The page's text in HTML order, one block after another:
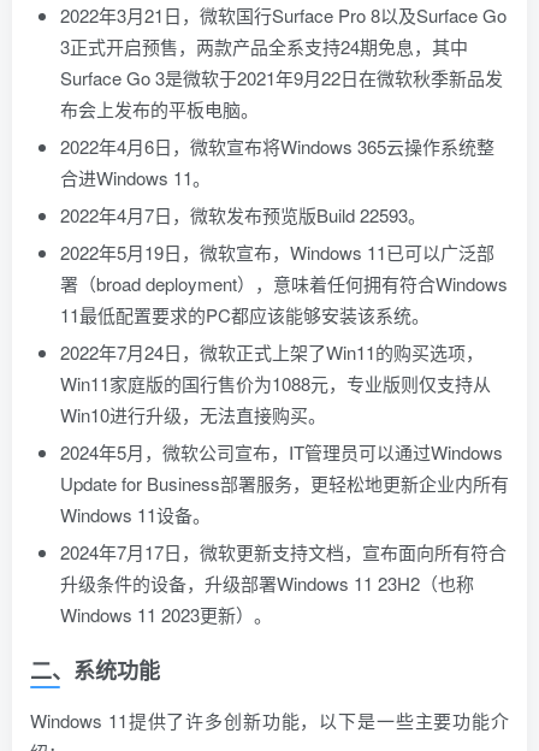
2022年3月21日，微软国行Surface Pro 8以及Surface Go
3正式开启预售，两款产品全系支持24期免息，其中
Surface Go 3是微软于2021年9月22日在微软秋季新品发
布会上发布的平板电脑。
2022年4月6日，微软宣布将Windows 365云操作系统整
合进Windows 11。
2022年4月7日，微软发布预览版Build 22593。
2022年5月19日，微软宣布，Windows 11已可以广泛部
署（broad deployment），意味着任何拥有符合Windows
11最低配置要求的PC都应该能够安装该系统。
2022年7月24日，微软正式上架了Win11的购买选项，
Win11家庭版的国行售价为1088元，专业版则仅支持从
Win10进行升级，无法直接购买。
2024年5月，微软公司宣布，IT管理员可以通过Windows
Update for Business部署服务，更轻松地更新企业内所有
Windows 11设备。
2024年7月17日，微软更新支持文档，宣布面向所有符合
升级条件的设备，升级部署Windows 11 23H2（也称
Windows 11 2023更新）。
二、系统功能
Windows 11提供了许多创新功能，以下是一些主要功能介